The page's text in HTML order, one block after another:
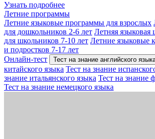
Узнать подробнее
Летние программы
Летние языковые программы для взрослых
для дошкольников 2-6 лет Летняя языковая
для школьников 7-10 лет Летние языковые
и подростков 7-17 лет
Онлайн-тест
Тест на знание английского
китайского языка Тест на знание
знание итальянского языка Тест на знание
Тест на знание немецкого языка